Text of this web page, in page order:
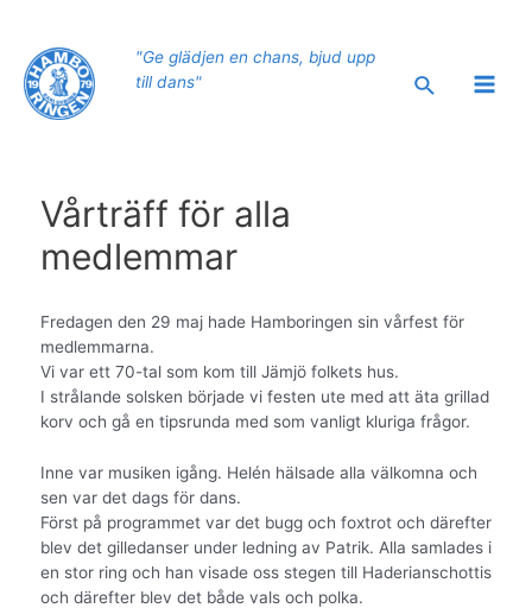
innehåll
"Ge glädjen en chans, bjud upp
till dans"
Sök
Main
Vårträff för alla
medlemmar
Fredagen den 29 maj hade Hamboringen sin vårfest för
medlemmarna.
Vi var ett 70-tal som kom till Jämjö folkets hus.
I strålande solsken började vi festen ute med att äta grillad
korv och gå en tipsrunda med som vanligt kluriga frågor.
Inne var musiken igång. Helén hälsade alla välkomna och
sen var det dags för dans.
Först på programmet var det bugg och foxtrot och därefter
blev det gilledanser under ledning av Patrik. Alla samlades i
en stor ring och han visade oss stegen till Haderianschottis
och därefter blev det både vals och polka.